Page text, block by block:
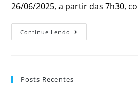
26/06/2025, a partir das 7h30,
Continue Lendo
Posts Recentes